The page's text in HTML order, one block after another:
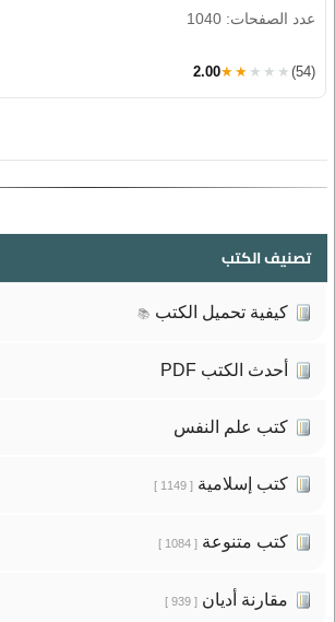
عدد الصفحات: 1040
2.00★★★★★ (54)
تصنيف الكتب
كيفية تحميل الكتب 📚
أحدث الكتب PDF
كتب علم النفس
كتب إسلامية[ 1149 ]
كتب متنوعة[ 1084 ]
مقارنة أديان[ 939 ]